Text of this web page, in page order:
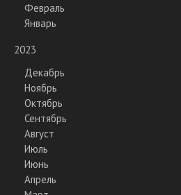
Февраль
Январь
2023
Декабрь
Ноябрь
Октябрь
Сентябрь
Август
Июль
Июнь
Апрель